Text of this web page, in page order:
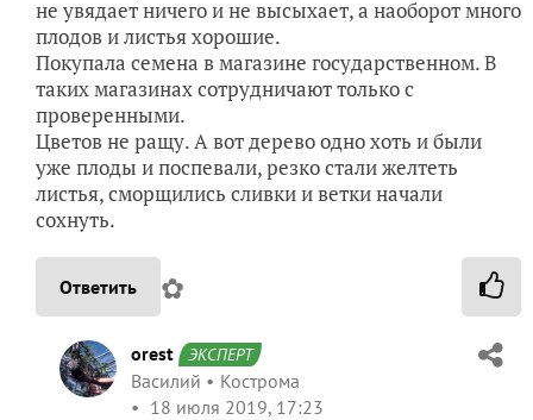
не увядает ничего и не высыхает, а наоборот много
плодов и листья хорошие.
Покупала семена в магазине государственном. В
таких магазинах сотрудничают только с
проверенными.
Цветов не ращу. А вот дерево одно хоть и были
уже плоды и поспевали, резко стали желтеть
листья, сморщились сливки и ветки начали
сохнуть.
Ответить ✿
orest ЭКСПЕРТ
Василий
Кострома
18 июля 2019, 17:23